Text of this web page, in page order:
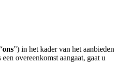
ons”) in het kader van het aanbieden
overeenkomst aangaat, gaat u